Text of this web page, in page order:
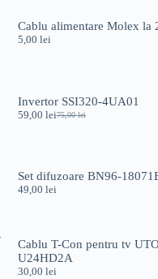
Cablu alimentare Molex la
5,00 lei
Invertor SSI320-4UA01
75,00lei
Prețul
75,00 lei.
59,00 leiPrețul
Set difuzoare BN96-
49,00 lei
Cablu T-Con pentru tv
U24HD2A
30,00 lei